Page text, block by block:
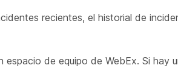
recientes, el historial de
de equipo de WebEx. Si hay